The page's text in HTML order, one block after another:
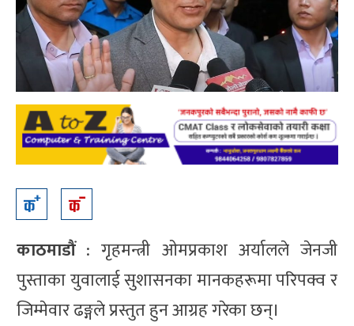
काठमाडौं: गृहमन्त्री ओमप्रकाश अर्यालले जेनजी
पुस्ताका युवालाई सुशासनका मानकहरूमा परिपक्व र
जिम्मेवार ढङ्गले प्रस्तुत हुन आग्रह गरेका छन्।